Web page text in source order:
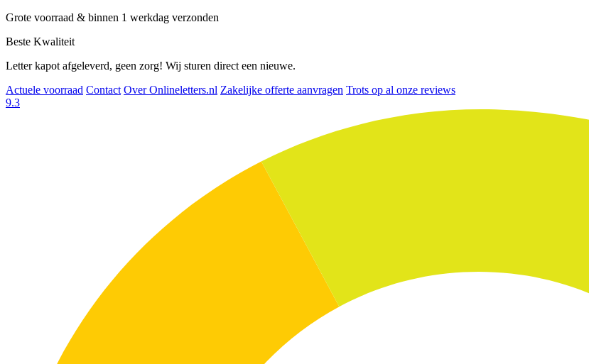
Grote voorraad & binnen 1 werkdag verzonden
Beste Kwaliteit
Letter kapot afgeleverd, geen zorg! Wij sturen direct een nieuwe.
Actuele voorraad Contact Over Onlineletters.nl Zakelijke offerte aanvragen Trots op al onze reviews
9.3